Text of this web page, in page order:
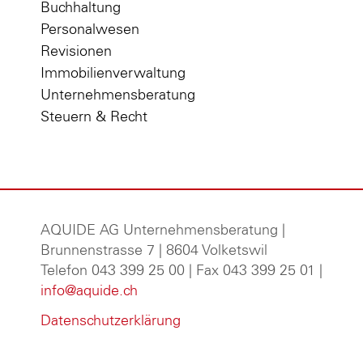
Buchhaltung
Personalwesen
Revisionen
Immobilienverwaltung
Unternehmensberatung
Steuern & Recht
AQUIDE AG Unternehmensberatung
Brunnenstrasse 7 | 8604 Volketswil
Telefon 043 399 25 00 | Fax 043 399 25 01 |
info@aquide.ch
Datenschutzerklärung